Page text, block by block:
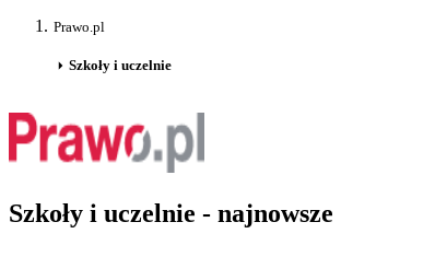
Prawo.pl
Szkoły i uczelnie
Szkoły i uczelnie - najnowsze